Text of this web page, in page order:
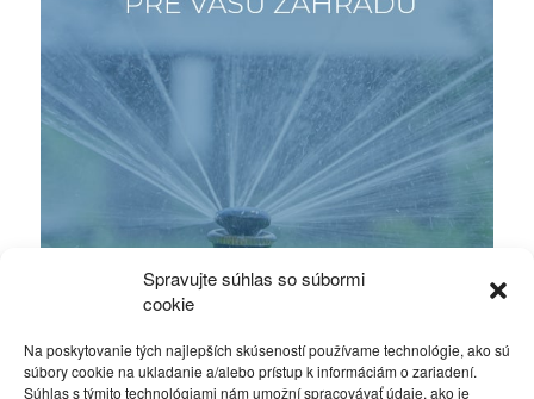
Spravujte súhlas so súbormi
cookie
Na poskytovanie tých najlepších skúseností používame technológie, ako sú
súbory cookie na ukladanie a/alebo prístup k informáciám o zariadení.
Súhlas s týmito technológiami nám umožní spracovávať údaje, ako je